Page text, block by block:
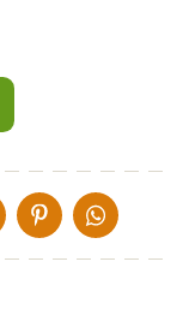
VIA DE MAIL
DELEN OP PINTEREST
DELEN OP